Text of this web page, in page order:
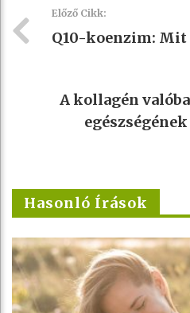
Előző Cikk:
Q10-koenzim: Mit
A kollagén
Hasonló Írások